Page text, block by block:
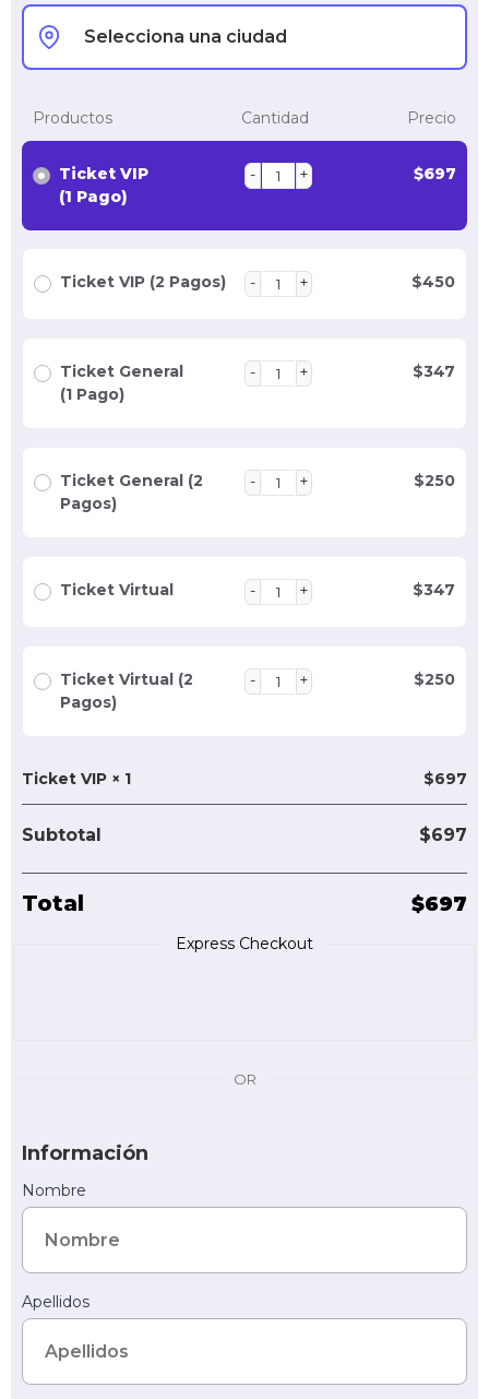
Productos Cantidad Precio
Ticket VIP
(1 Pago)
$697
Ticket VIP (2 Pagos) $450
Ticket General
(1 Pago)
$347
Ticket General (2
Pagos)
$250
Ticket Virtual $347
Ticket Virtual (2
Pagos)
$250
Ticket VIP × 1 $697
Subtotal $697
Total $697
Express Checkout
OR
Información
Nombre
Apellidos